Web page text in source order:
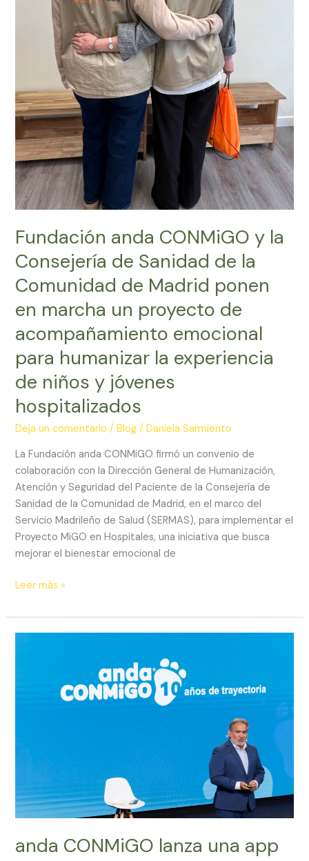
Fundación anda CONMiGO y la
Consejería de Sanidad de la
Comunidad de Madrid ponen
en marcha un proyecto de
acompañamiento emocional
para humanizar la experiencia
de niños y jóvenes
hospitalizados
Deja un comentario /Blog /Daniela Sarmiento
La Fundación anda CONMiGO firmó un convenio de
colaboración con la Dirección General de Humanización,
Atención y Seguridad del Paciente de la Consejería de
Sanidad de la Comunidad de Madrid, en el marco del
Servicio Madrileño de Salud (SERMAS), para implementar el
Proyecto MiGO en Hospitales, una iniciativa que busca
mejorar el bienestar emocional de
Comunidad
marcha
un
proyecto
de
acompañamiento
emocional
para
humanizar
experiencia
de
niños
y
jóvenes
Leer más »
anda CONMiGO lanza una app
anda
lanza
de
apoyo
terapéutico
con
IA